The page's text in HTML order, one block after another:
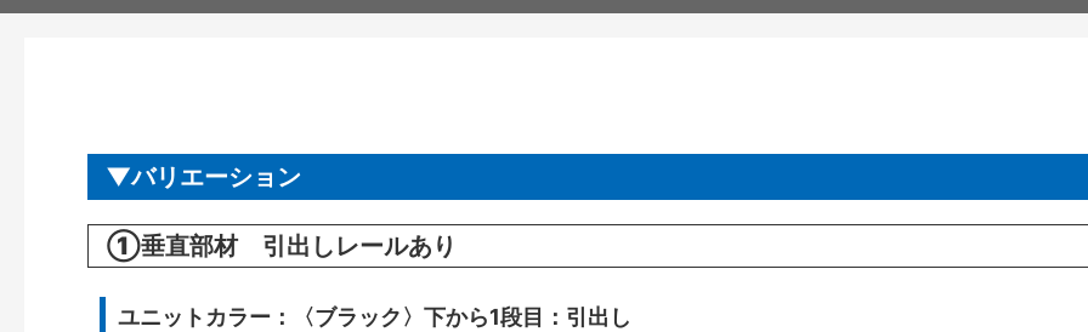
バリエーション
①垂直部材 引出しレールあり
ユニットカラー：〈ブラック〉下から1段目：引出し